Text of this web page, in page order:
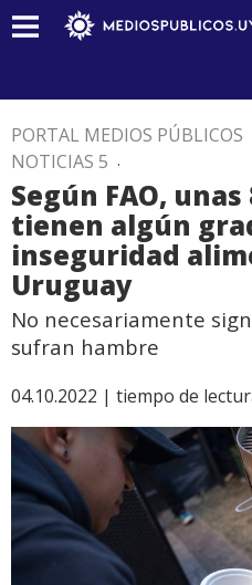
PORTAL MEDIOS PÚBLICOS
NOTICIAS 5 .
Según FAO,
tienen algún
inseguridad
Uruguay
No necesariamente
sufran hambre
04.10.2022 | tiempo de